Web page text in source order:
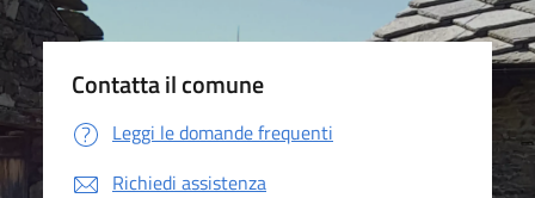
Contatta il comune
Leggi le domande frequenti
Richiedi assistenza